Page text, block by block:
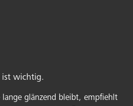
ist wichtig.
lange glänzend bleibt, empfiehlt